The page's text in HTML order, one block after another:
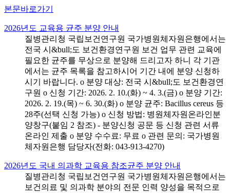
본문바로가기
2026년도 교육용 균주 분양 안내
질병관리청 국립보건연구원 국가병원체자원은행에서는
전국 시&bull;도 보건환경연구원 보건 업무 관련 교육에
필요한 균주를 무상으로 분양해 드리고자 하니 각 기관
에서는 균주 목록을 참고하시어 기간 내에 분양 신청하
시기 바랍니다. o 분양 대상: 전국 시&bull;도 보건환경연
구원 o 신청 기간: 2026. 2. 10.(화) ~ 4. 3.(금) o 분양 기간:
2026. 2. 19.(목) ~ 6. 30.(화) o 분양 균주: Bacillus cereus 등
28주(선택 신청 가능) o 신청 방법: 병원체자원온라인분
양창구(붙임 2 참조) - 분양신청 공문 등 신청 관련 서류
온라인 제출 o 분양 수수료: 무료 o 관련 문의: 국가병원
체자원은행 담당자(전화: 043-913-4270)
2026년도 국내 의과학 교육용 참조균주 분양 안내
질병관리청 국립보건연구원 국가병원체자원은행에서는
보건의료 및 의과학 분야의 전문 인력 양성을 목적으로